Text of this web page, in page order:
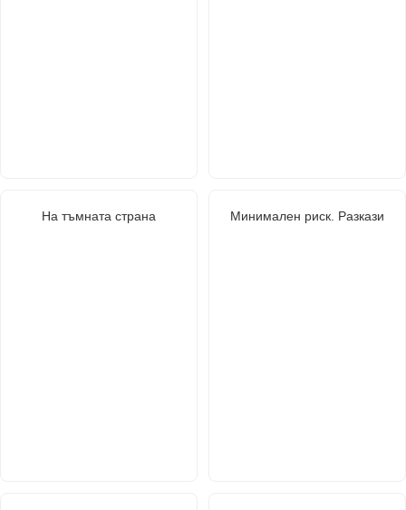
На тъмната страна Минимален риск. Разкази